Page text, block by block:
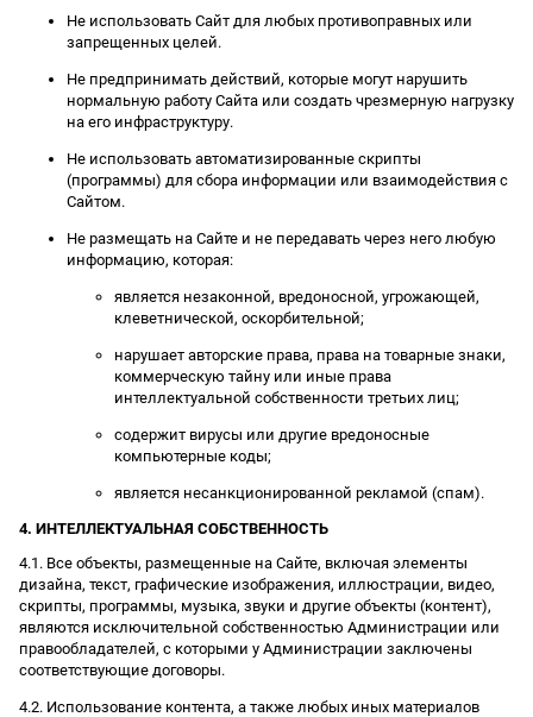
Не использовать Сайт для любых противоправных или
запрещенных целей.
Не предпринимать действий, которые могут нарушить
нормальную работу Сайта или создать чрезмерную нагрузку
на его инфраструктуру.
Не использовать автоматизированные скрипты
(программы) для сбора информации или взаимодействия с
Сайтом.
Не размещать на Сайте и не передавать через него любую
информацию, которая:
является незаконной, вредоносной, угрожающей,
клеветнической, оскорбительной;
нарушает авторские права, права на товарные знаки,
коммерческую тайну или иные права
интеллектуальной собственности третьих лиц;
содержит вирусы или другие вредоносные
компьютерные коды;
является несанкционированной рекламой (спам).
4. ИНТЕЛЛЕКТУАЛЬНАЯ СОБСТВЕННОСТЬ
4.1. Все объекты, размещенные на Сайте, включая элементы
дизайна, текст, графические изображения, иллюстрации, видео,
скрипты, программы, музыка, звуки и другие объекты (контент),
являются исключительной собственностью Администрации или
правообладателей, с которыми у Администрации заключены
соответствующие договоры.
4.2. Использование контента, а также любых иных материалов